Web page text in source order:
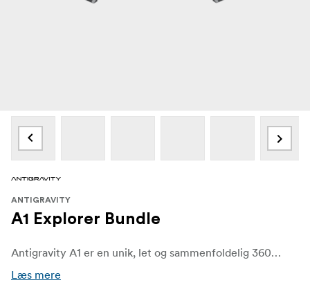
ANTIGRAVITY
A1 Explorer Bundle
Antigravity A1 er en unik, let og sammenfoldelig 360-drone med 8K-video, bevægelseskontrol og vision-briller, der placerer dig midt i scenen. Den optager alt omkring dig i én flyvning og er nem at tage med på næsten enhver rejse.
Læs mere